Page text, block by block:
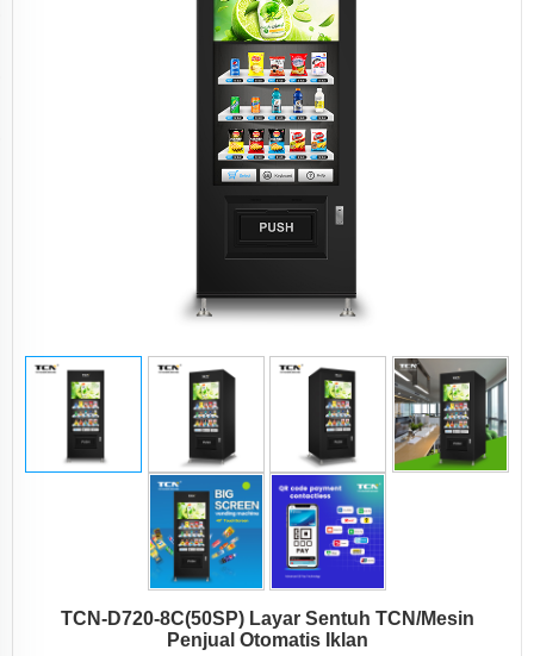
TCN-D720-8C(50SP) Layar Sentuh TCN/Mesin
Penjual Otomatis Iklan